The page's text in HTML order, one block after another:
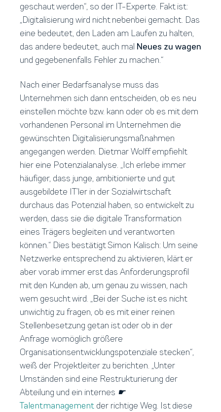
geschaut werden“, so der IT-Experte. Fakt ist:
„Digitalisierung wird nicht nebenbei gemacht. Das
eine bedeutet, den Laden am Laufen zu halten,
das andere bedeutet, auch mal Neues zu wagen
und gegebenenfalls Fehler zu machen.“
Nach einer Bedarfsanalyse muss das
Unternehmen sich dann entscheiden, ob es neu
einstellen möchte bzw. kann oder ob es mit dem
vorhandenen Personal im Unternehmen die
gewünschten Digitalisierungsmaßnahmen
angegangen werden. Dietmar Wolff empfiehlt
hier eine Potenzialanalyse. „Ich erlebe immer
häufiger, dass junge, ambitionierte und gut
ausgebildete IT’ler in der Sozialwirtschaft
durchaus das Potenzial haben, so entwickelt zu
werden, dass sie die digitale Transformation
eines Trägers begleiten und verantworten
können.“ Dies bestätigt Simon Kalisch: Um seine
Netzwerke entsprechend zu aktivieren, klärt er
aber vorab immer erst das Anforderungsprofil
mit den Kunden ab, um genau zu wissen, nach
wem gesucht wird. „Bei der Suche ist es nicht
unwichtig zu fragen, ob es mit einer reinen
Stellenbesetzung getan ist oder ob in der
Anfrage womöglich größere
Organisationsentwicklungspotenziale stecken“,
weiß der Projektleiter zu berichten. „Unter
Umständen sind eine Restrukturierung der
Abteilung und ein internes ☛
Talentmanagement der richtige Weg. Ist diese